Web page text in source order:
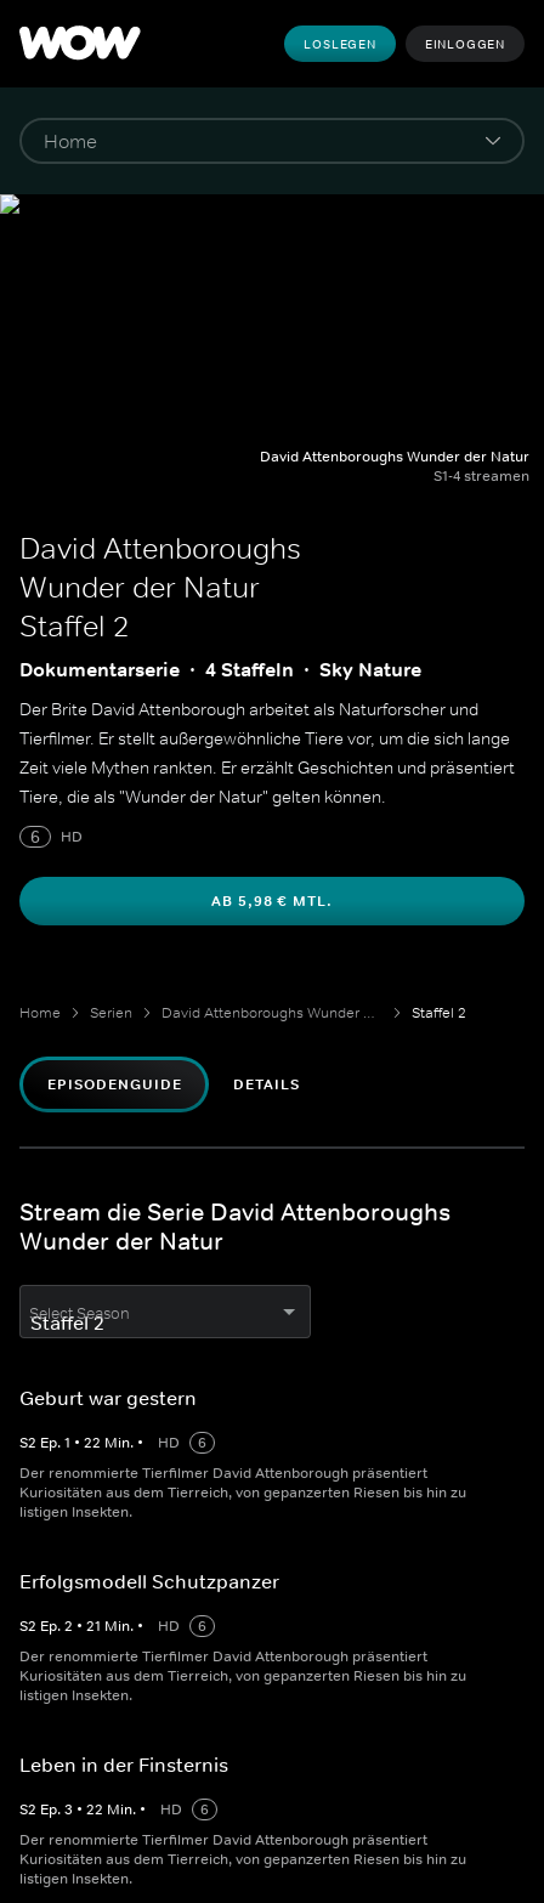
LOSLEGEN EINLOGGEN
David Attenboroughs Wunder der Natur
S1-4 streamen
David Attenboroughs
Wunder der Natur
Staffel 2
Dokumentarserie 4 Staffeln Sky Nature
Der Brite David Attenborough arbeitet als Naturforscher und
Tierfilmer. Er stellt außergewöhnliche Tiere vor, um die sich lange
Zeit viele Mythen rankten. Er erzählt Geschichten und präsentiert
Tiere, die als "Wunder der Natur" gelten können.
6
HD
AB 5,98 € MTL.
Home Serien David Attenboroughs Wunder der Natur Staffel 2
EPISODENGUIDE DETAILS
Stream die Serie David Attenboroughs
Wunder der Natur
Select Season
Geburt war gestern
S2 Ep.1 • 22 Min. • HD
6
Der renommierte Tierfilmer David Attenborough präsentiert
Kuriositäten aus dem Tierreich, von gepanzerten Riesen bis hin zu
listigen Insekten.
Erfolgsmodell Schutzpanzer
S2 Ep.2 • 21 Min. • HD
6
Der renommierte Tierfilmer David Attenborough präsentiert
Kuriositäten aus dem Tierreich, von gepanzerten Riesen bis hin zu
listigen Insekten.
Leben in der Finsternis
S2 Ep.3 • 22 Min. • HD
6
Der renommierte Tierfilmer David Attenborough präsentiert
Kuriositäten aus dem Tierreich, von gepanzerten Riesen bis hin zu
listigen Insekten.